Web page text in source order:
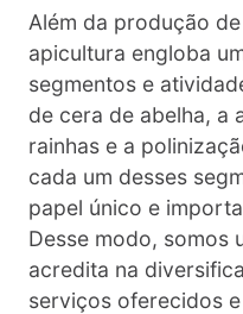
Além da produção
apicultura engloba
segmentos e
de cera de abelha, a
rainhas e a
cada um desses
papel único e
Desse modo, somos
acredita na
serviços oferecidos